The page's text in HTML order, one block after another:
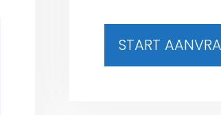
START